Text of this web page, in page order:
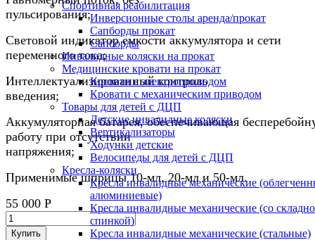
Спортивная реабилитация
Инверсионные столы аренда/прокат
Сапборды прокат
Сапборды
Инвалидные коляски на прокат
Медицинские кровати на прокат
Кровати с электроприводом
Кровати с механическим приводом
Товары для детей с ДЦП
Детские инвалидные коляски
Вертикализаторы
Ходунки детские
Велосипеды для детей с ДЦП
Кресла-коляски
Кресла инвалидные механические
алюминиевые)
Кресла инвалидные механические (со
спинкой)
Кресла инвалидные механические (стальные)
Световой индикатор емкости аккумулятора и сети
переменного тока;
Интеллектуализированный контроль
введения;
Аккумуляторная батарея, обеспечивающая
работу при отсутствии
Применимые шприцы 10-мл, 20-мл и 50-мл.
55 000 Р
Купить